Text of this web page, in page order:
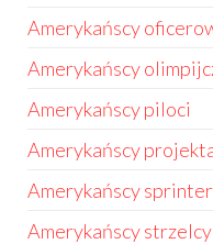
Amerykańscy
Amerykańscy
Amerykańscy piloci
Amerykańscy
Amerykańscy
Amerykańscy strzelcy